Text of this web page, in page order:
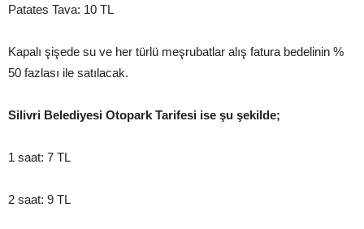
Patates Tava: 10 TL
Kapalı şişede su ve her türlü meşrubatlar alış fatura bedelinin %
50 fazlası ile satılacak.
Silivri Belediyesi Otopark Tarifesi ise şu şekilde;
1 saat: 7 TL
2 saat: 9 TL